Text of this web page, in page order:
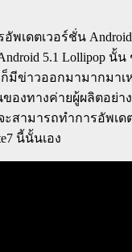
พเดตเวอร์ชั่น
5.1 Lollipop นั้
มีข่าวออกมามากมาเ
องทางค่ายผู้ผลิตอย่า
ะสามารถทำการอัพเ
นี้นั้นเอง